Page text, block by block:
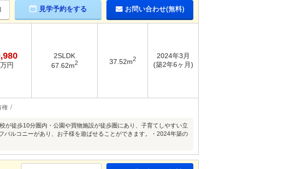
見学予約をする お問い合わせ(無料)
万円
2SLDK
67.62m2 37.52m2
2024年3月
(築2年6ヶ月)
権
が徒歩10分圏内・公園や買物施設が徒歩圏にあり、子育てしやすい立
ルコニーがあり、お子様を遊ばせることができます。・2024年築の